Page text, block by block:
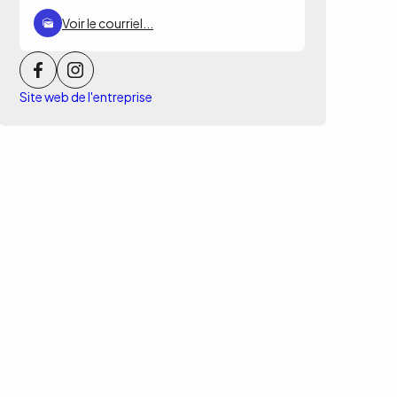
Voir le courriel...
Site web de l'entreprise